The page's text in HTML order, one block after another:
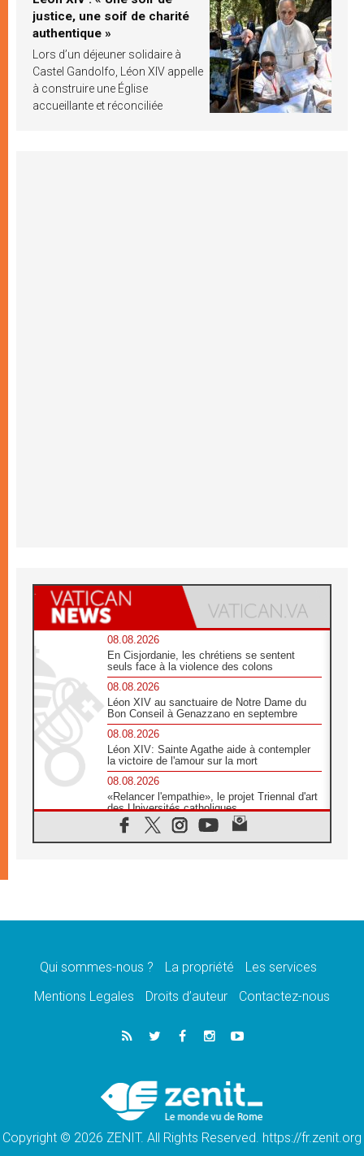
justice, une soif de charité
authentique »
Lors d’un déjeuner solidaire à
Castel Gandolfo, Léon XIV appelle
à construire une Église
accueillante et réconciliée
08.08.2026
En Cisjordanie, les chrétiens se sentent
seuls face à la violence des colons
08.08.2026
Léon XIV au sanctuaire de Notre Dame du
Bon Conseil à Genazzano en septembre
08.08.2026
Léon XIV: Sainte Agathe aide à contempler
la victoire de l'amour sur la mort
08.08.2026
«Relancer l'empathie», le projet Triennal d'art
des Universités catholiques
08.08.2026
Signis 2026, donner la parole aux religieuses
07.08.2026
07.08.2026
de l'Assomption et mémoire nationale
«La paix commence par l'empathie» estime
le cardinal Parolin
En Colombie, «la paix ne s'achète pas avec
une signature»
Qui sommes-nous ? La propriété
Les services
Mentions Legales
Droits d’auteur Contactez-nous
Copyright © 2026 ZENIT. All Rights Reserved. https://fr.zenit.org